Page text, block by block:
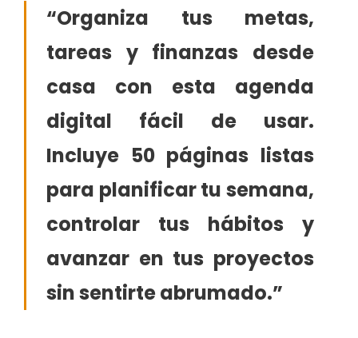
“Organiza tus metas,
tareas y finanzas desde
casa con esta agenda
digital fácil de usar.
Incluye 50 páginas listas
para planificar tu semana,
controlar tus hábitos y
avanzar en tus proyectos
sin sentirte abrumado.”
En línea
¡Hola!
Soy Mary tu asistente virtual.